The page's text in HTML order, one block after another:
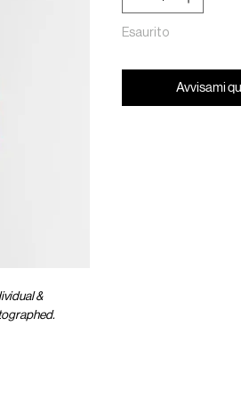
&
Esaurito
Avvisami